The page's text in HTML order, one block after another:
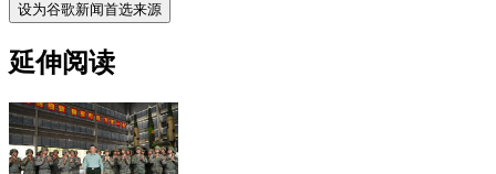
设为谷歌新闻首选来源
延伸阅读